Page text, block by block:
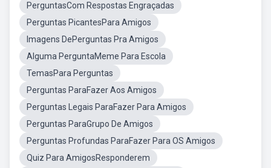
PerguntasCom Respostas Engraçadas
Perguntas PicantesPara Amigos
Imagens DePerguntas Pra Amigos
Alguma PerguntaMeme Para Escola
TemasPara Perguntas
Perguntas ParaFazer Aos Amigos
Perguntas Legais ParaFazer Para Amigos
Perguntas ParaGrupo De Amigos
Perguntas Profundas ParaFazer Para OS Amigos
Quiz Para AmigosResponderem